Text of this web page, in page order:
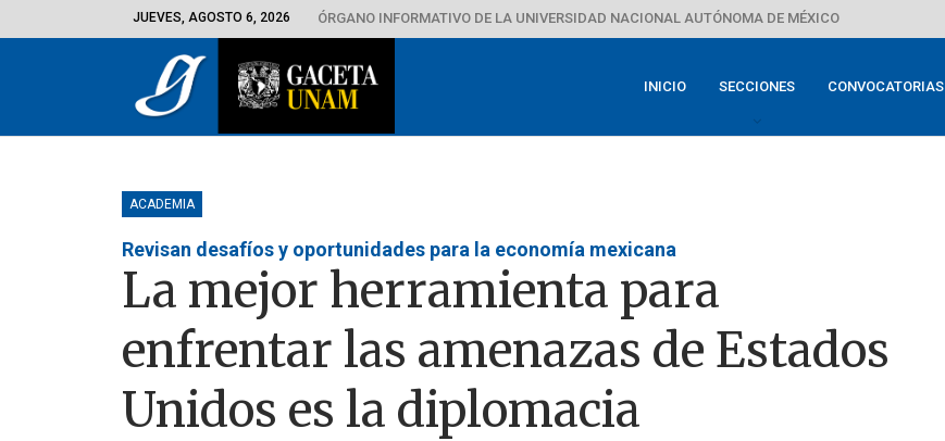
JUEVES, AGOSTO 6, 2026 ÓRGANO INFORMATIVO DE LA UNIVERSIDAD NACIONAL AUTÓNOMA DE MÉXICO
INICIO SECCIONES CONVOCATORIAS
ACADEMIA
Revisan desafíos y oportunidades para la economía mexicana
La mejor herramienta para
enfrentar las amenazas de Estados
Unidos es la diplomacia